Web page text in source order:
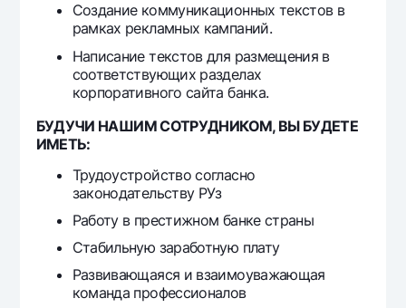
Создание коммуникационных текстов в
рамках рекламных кампаний.
Написание текстов для размещения в
соответствующих разделах
корпоративного сайта банка.
БУДУЧИ НАШИМ СОТРУДНИКОМ, ВЫ БУДЕТЕ
ИМЕТЬ:
Трудоустройство согласно
законодательству РУз
Работу в престижном банке страны
Стабильную заработную плату
Развивающаяся и взаимоуважающая
команда профессионалов